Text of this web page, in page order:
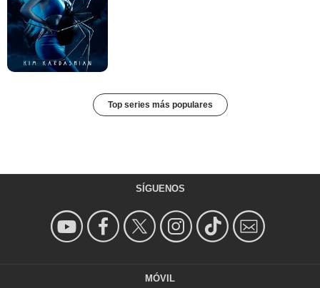
Top series más populares
SÍGUENOS
MÓVIL